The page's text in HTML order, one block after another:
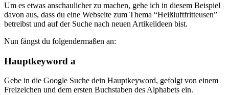
Um es etwas anschaulicher zu machen, gehe ich in diesem Beispiel
davon aus, dass du eine Webseite zum Thema “Heißluftfritteusen”
betreibst und auf der Suche nach neuen Artikelideen bist.
Nun fängst du folgendermaßen an:
Hauptkeyword a
Gebe in die Google Suche dein Hauptkeyword, gefolgt von einem
Freizeichen und dem ersten Buchstaben des Alphabets ein.